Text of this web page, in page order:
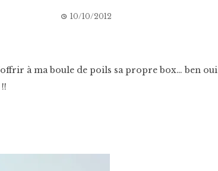
10/10/2012
à ma boule de poils sa propre box… ben oui